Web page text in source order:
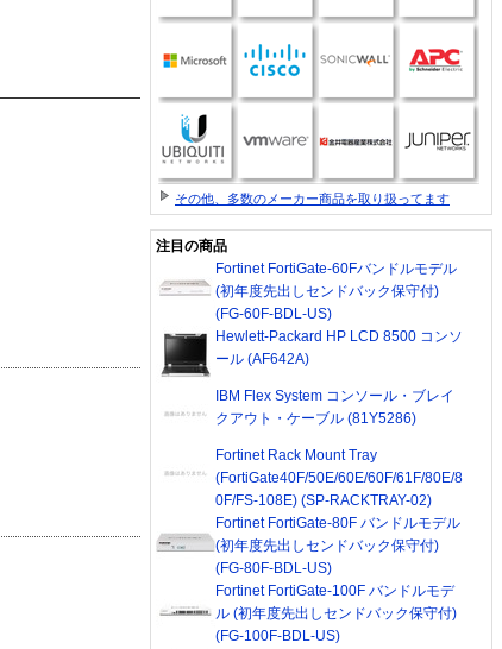
その他、多数のメーカー商品を取り扱ってます
注目の商品
Fortinet FortiGate-60Fバンドルモデル
(初年度先出しセンドバック保守付)
(FG-60F-BDL-US)
Hewlett-Packard HP LCD 8500 コンソ
ール (AF642A)
IBM Flex System コンソール・ブレイ
クアウト・ケーブル (81Y5286)
Fortinet Rack Mount Tray
(FortiGate40F/50E/60E/60F/61F/80E/8
0F/FS-108E) (SP-RACKTRAY-02)
Fortinet FortiGate-80F バンドルモデル
(初年度先出しセンドバック保守付)
(FG-80F-BDL-US)
Fortinet FortiGate-100F バンドルモデ
ル (初年度先出しセンドバック保守付)
(FG-100F-BDL-US)